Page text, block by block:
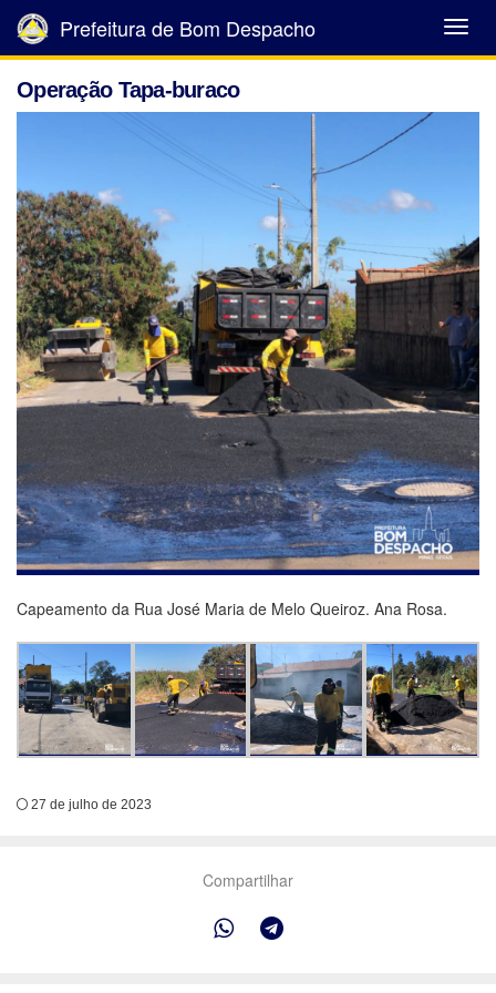
Abrir
Menu
Prefeitura de Bom Despacho
Operação Tapa-buraco
Capeamento da Rua José Maria de Melo Queiroz. Ana Rosa.
27 de julho de 2023
Compartilhar